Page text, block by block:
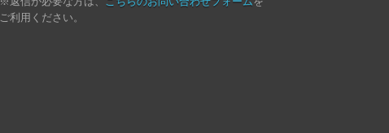
ご利用ください。